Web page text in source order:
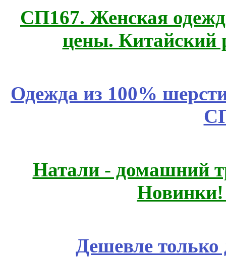
СП167. Женская
цены. Китайский
Одежда из 100%
Натали - домашний
Дешевле